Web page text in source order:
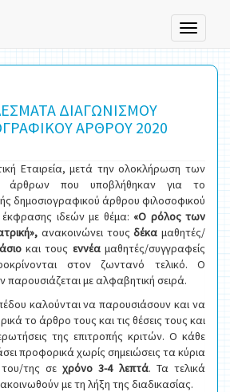
Toggle
ΔΙΑΓΩΝΙΣΜΟΥ
ΑΡΘΡΟΥ 2020
Εταιρεία, μετά την ολοκλήρωση των
άρθρων που υποβλήθηκαν για το
δημοσιογραφικού άρθρου φιλοσοφικού
ιδεών με θέμα: «Ο ρόλος των
ανακοινώνει τουςδέκαμαθητές/
και τους εννέαμαθητές/συγγραφείς
στον ζωντανό τελικό. Ο
με αλφαβητική σειρά.
καλούνται να παρουσιάσουν και να
το άρθρο τους και τις θέσεις τους και
της επιτροπής κριτών. Ο κάθε
προφορικά χωρίς σημειώσεις τα κύρια
του/της σεχρόνο 3-4 λεπτά. Τα τελικά
με τη λήξη της διαδικασίας.